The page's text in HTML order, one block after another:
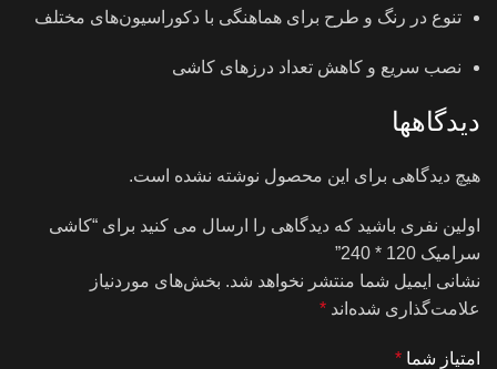
تنوع در رنگ و طرح برای هماهنگی با دکوراسیون‌های مختلف
نصب سریع و کاهش تعداد درزهای کاشی
دیدگاهها
هیچ دیدگاهی برای این محصول نوشته نشده است.
اولین نفری باشید که دیدگاهی را ارسال می کنید برای “کاشی
سرامیک 120 * 240”
نشانی ایمیل شما منتشر نخواهد شد. بخش‌های موردنیاز
علامت‌گذاری شده‌اند *
امتیاز شما *